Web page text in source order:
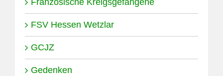
Französische Kreigsgefangene
FSV Hessen Wetzlar
GCJZ
Gedenken